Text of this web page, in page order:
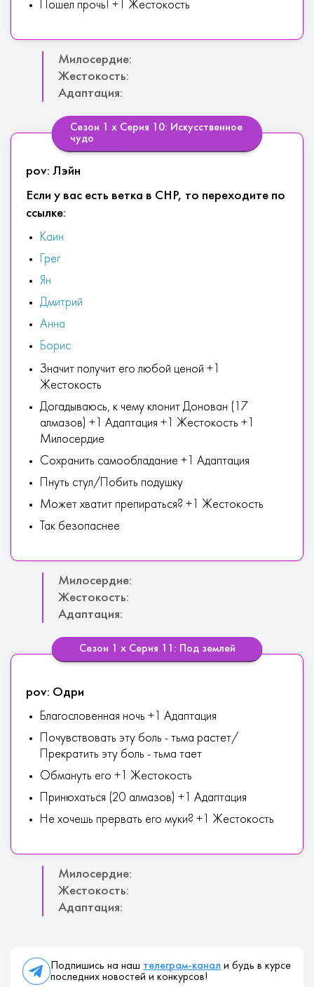
Пошел прочь! +1 Жестокость
Милосердие:
Жестокость:
Адаптация:
Сезон 1 х Серия 10: Искусственное
чудо
pov: Лэйн
Если у вас есть ветка в СНР, то переходите по
ссылке:
Каин
Грег
Ян
Дмитрий
Анна
Борис
Значит получит его любой ценой +1
Жестокость
Догадываюсь, к чему клонит Донован (17
алмазов) +1 Адаптация +1 Жестокость +1
Милосердие
Сохранить самообладание +1 Адаптация
Пнуть стул/Побить подушку
Может хватит препираться? +1 Жестокость
Так безопаснее
Милосердие:
Жестокость:
Адаптация:
Сезон 1 х Серия 11: Под землей
pov: Одри
Благословенная ночь +1 Адаптация
Почувствовать эту боль - тьма растет/
Прекратить эту боль - тьма тает
Обмануть его +1 Жестокость
Принюхаться (20 алмазов) +1 Адаптация
Не хочешь прервать его муки? +1 Жестокость
Милосердие:
Жестокость:
Адаптация:
Подпишись на наш телеграм-канал и будь в курсе
последних новостей и конкурсов!